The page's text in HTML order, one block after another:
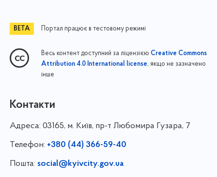
Портал працює в тестовому режимі
Весь контент доступний за ліцензією Creative Commons
Attribution 4.0 International license, якщо не зазначено
інше
Контакти
Адреса: 03165, м. Київ, пр-т Любомира Гузара, 7
Телефон: +380 (44) 366-59-40
Пошта: social@kyivcity.gov.ua